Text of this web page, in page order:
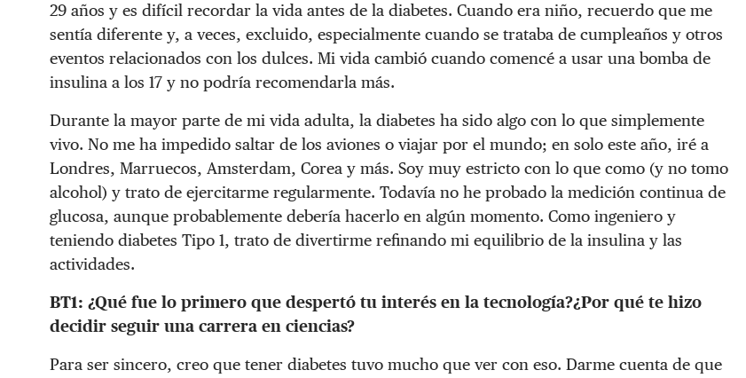
29 años y es difícil recordar la vida antes de la diabetes. Cuando era niño, recuerdo que me
sentía diferente y, a veces, excluido, especialmente cuando se trataba de cumpleaños y otros
eventos relacionados con los dulces. Mi vida cambió cuando comencé a usar una bomba de
insulina a los 17 y no podría recomendarla más.
Durante la mayor parte de mi vida adulta, la diabetes ha sido algo con lo que simplemente
vivo. No me ha impedido saltar de los aviones o viajar por el mundo; en solo este año, iré a
Londres, Marruecos, Amsterdam, Corea y más. Soy muy estricto con lo que como (y no tomo
alcohol) y trato de ejercitarme regularmente. Todavía no he probado la medición continua de
glucosa, aunque probablemente debería hacerlo en algún momento. Como ingeniero y
teniendo diabetes Tipo 1, trato de divertirme refinando mi equilibrio de la insulina y las
actividades.
BT1: ¿Qué fue lo primero que despertó tu interés en la tecnología?¿Por qué te hizo
decidir seguir una carrera en ciencias?
Para ser sincero, creo que tener diabetes tuvo mucho que ver con eso. Darme cuenta de que